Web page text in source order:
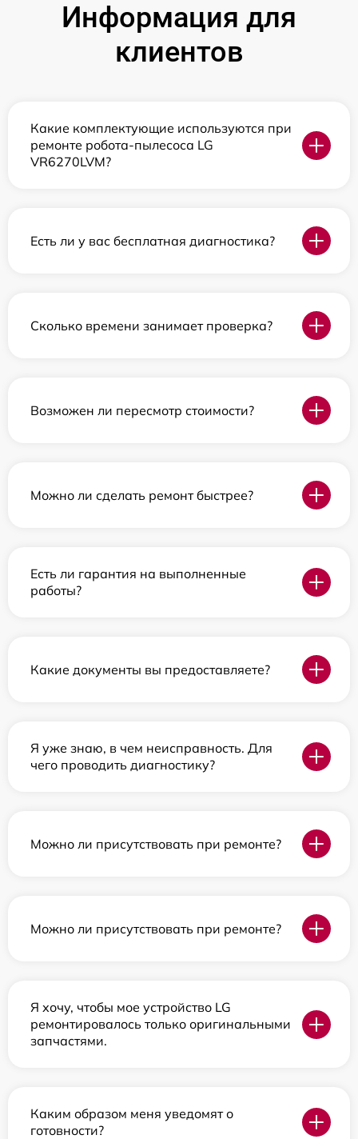
Информация для
клиентов
Какие комплектующие используются при
ремонте робота-пылесоса LG
VR6270LVM?
Есть ли у вас бесплатная диагностика?
Сколько времени занимает проверка?
Возможен ли пересмотр стоимости?
Можно ли сделать ремонт быстрее?
Есть ли гарантия на выполненные
работы?
Какие документы вы предоставляете?
Я уже знаю, в чем неисправность. Для
чего проводить диагностику?
Можно ли присутствовать при ремонте?
Можно ли присутствовать при ремонте?
Я хочу, чтобы мое устройство LG
ремонтировалось только оригинальными
запчастями.
Каким образом меня уведомят о
готовности?